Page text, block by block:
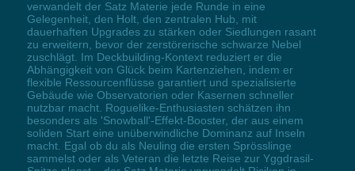
verwandelt der Satz Materie jede Runde in eine
Gelegenheit, den Holt, den zentralen Hub, mit
dauerhaften Upgrades zu stärken oder Siedlungen rasant
zu erweitern, bevor der zerstörerische schwarze Nebel
zuschlägt. Im Deckbuilding-Kontext reduziert er die
Abhängigkeit von Glück beim Kartenziehen, indem er
flexible Ressourcenflüsse garantiert und spezialisierte
Gebäude wie Observatorien oder Kasernen schneller
nutzbar macht. Roguelike-Enthusiasten schätzen ihn
besonders als 'Snowball'-Effekt-Booster, der aus einem
soliden Start eine unüberwindliche Dominanz auf Inseln
macht. Egal ob du als Neuling die ersten Sprösslinge
sammelst oder als Veteran die letzte Reise zur Yggdrasil-